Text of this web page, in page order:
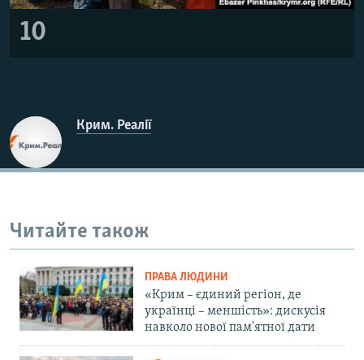
10
Крим. Реалії
Читайте також
ПРАВА ЛЮДИНИ
«Крим – єдиний регіон, де
українці – меншість»: дискусія
навколо нової пам'ятної дати